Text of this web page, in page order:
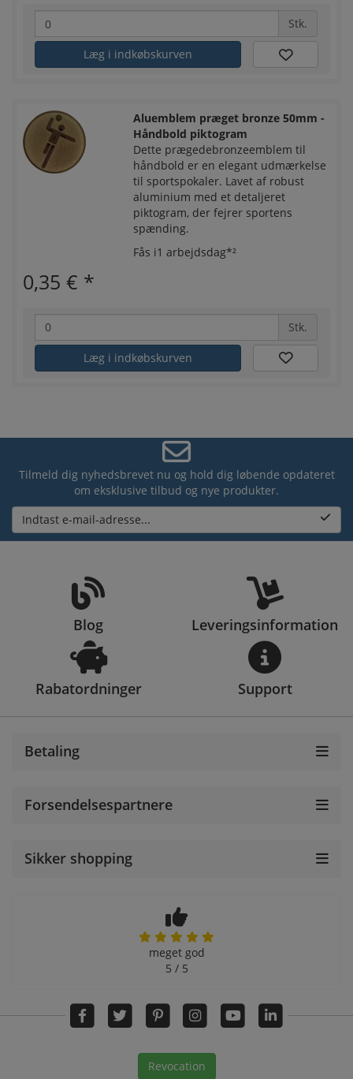
Stk.
Læg i indkøbskurven
Aluemblem præget bronze 50mm -
Håndbold piktogram
Dette prægedebronzeemblem til
håndbold er en elegant udmærkelse
til sportspokaler. Lavet af robust
aluminium med et detaljeret
piktogram, der fejrer sportens
spænding.
Fås i1 arbejdsdag*²
0,35 € *
Stk.
Læg i indkøbskurven
Tilmeld dig nyhedsbrevet nu og hold dig løbende opdateret
om eksklusive tilbud og nye produkter.
Indtast e-mail-adresse...
Blog Leveringsinformation
Rabatordninger Support
Betaling
Forsendelsespartnere
Sikker shopping
meget god
5 / 5
Revocation